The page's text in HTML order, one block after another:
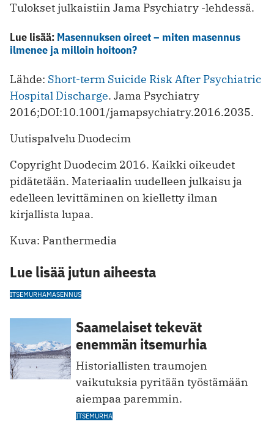
Tulokset julkaistiin Jama Psychiatry -lehdessä.
Lue lisää: Masennuksen oireet – miten masennus
ilmenee ja milloin hoitoon?
Lähde: Short-term Suicide Risk After Psychiatric
Hospital Discharge. Jama Psychiatry
2016;DOI:10.1001/jamapsychiatry.2016.2035.
Uutispalvelu Duodecim
Copyright Duodecim 2016. Kaikki oikeudet
pidätetään. Materiaalin uudelleen julkaisu ja
edelleen levittäminen on kielletty ilman
kirjallista lupaa.
Kuva: Panthermedia
Lue lisää jutun aiheesta
ITSEMURHAMASENNUS
Saamelaiset tekevät
enemmän itsemurhia
Historiallisten traumojen
vaikutuksia pyritään työstämään
aiempaa paremmin.
ITSEMURHA